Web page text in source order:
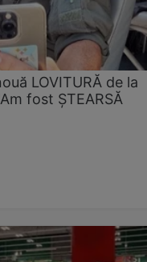
LOVITURĂ de la
fost ȘTEARSĂ